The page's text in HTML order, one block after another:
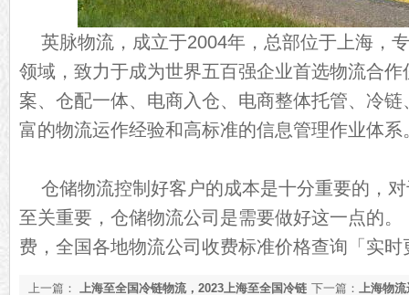
英脉物流，成立于2004年，总部位于上海，
领域，致力于成为世界五百强企业首选物流合
案、仓配一体、电商入仓、电商整体托管、冷
富的物流运作经验和高标准的信息管理作业体系
仓储物流控制好客户的成本是十分重要的，
至关重要，仓储物流公司是需要做好这一点的。
费，全国各地物流公司收费标准价格查询「实时
下一篇： 上海物
上一篇： 上海至全国冷链物流，2023上海至全国冷链